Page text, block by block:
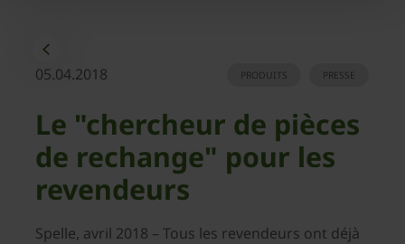
05.04.2018 PRESSE
PRODUITS
Le "chercheur de pièces
de rechange" pour les
revendeurs
Spelle, avril 2018 – Tous les revendeurs ont déjà